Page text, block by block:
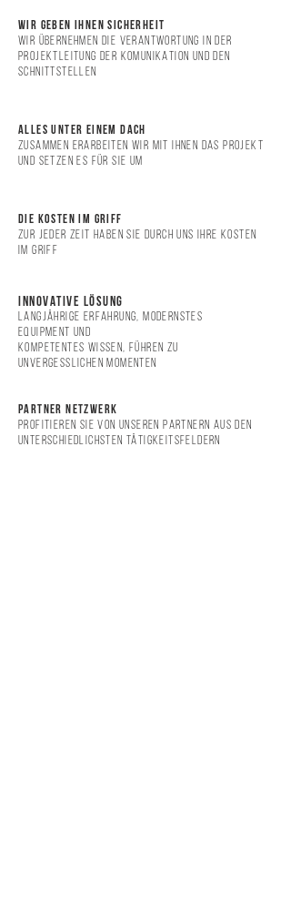
WIR GEBEN IHNEN SICHERHEIT
WIR ÜBERNEHMEN DIE VERANTWORTUNG IN DER
PROJEKTLEITUNGDER KOMUNIKATION UND DEn
SCHNITTSTELLEN
ALLES UNTER EINEM DACH
ZUSAMMEN ERARBEITEN WIR MIT IHNEN DAS PROJEKT
UND SETZEN ES FÜR SIE UM
DIE KOSTEN IM GRIFF
ZUR JEDER ZEIT HABEN SIE DURCH UNS IHRE KOSTEN
IM GRIFF
INNOVATIVE LÖSUNG
LANGJÄHRIGE ERFAHRUNG, MODERNSTES
EQUIPMENT UND
KOMPETENTES WISSEN, FÜHREN ZU
UNVERGESSLICHEN MOMENTEN
PARTNER NETZWERK
PROFITIEREN SIE VON UNSEREN PARTNERN AUS DEN
UNTERSCHIEDLICHSTEN TÄTIGKEITSFELDERN